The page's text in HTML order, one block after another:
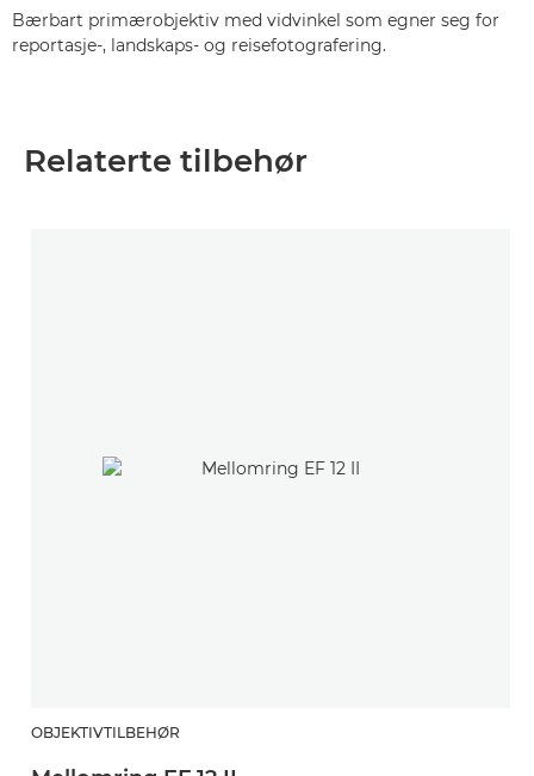
Bærbart primærobjektiv med vidvinkel som egner seg for
reportasje-, landskaps- og reisefotografering.
Relaterte tilbehør
OBJEKTIVTILBEHØR